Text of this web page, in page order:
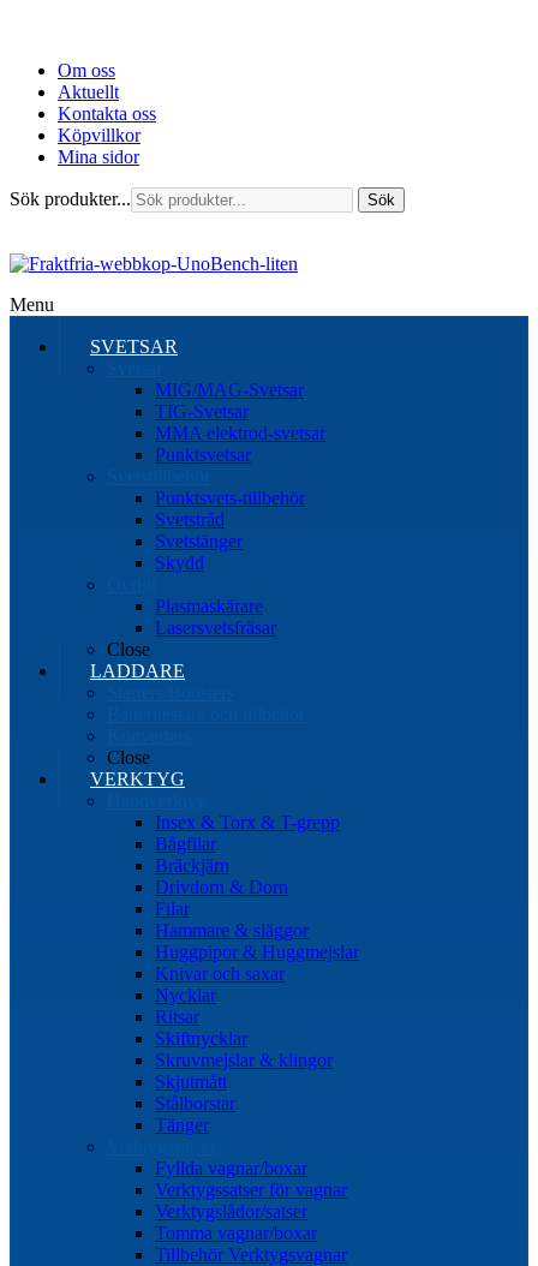
Om oss
Aktuellt
Kontakta oss
Köpvillkor
Mina sidor
Sök produkter... Sök
Menu
SVETSAR
MIG/MAG-Svetsar
TIG-Svetsar
MMA elektrod-svetsar
Punktsvetsar
Punktsvets-tillbehör
Svetstråd
Svetstänger
Skydd
Plasmaskärare
Lasersvetsfräsar
Close
LADDARE
Close
VERKTYG
Insex & Torx & T-grepp
Bågfilar
Bräckjärn
Drivdorn & Dorn
Filar
Hammare & släggor
Huggpipor & Huggmejslar
Knivar och saxar
Nycklar
Ritsar
Skiftnycklar
Skruvmejslar & klingor
Skjutmått
Stålborstar
Tänger
Fyllda vagnar/boxar
Verktygssatser för vagnar
Verktygslådor/satser
Tomma vagnar/boxar
Tillbehör Verktygsvagnar